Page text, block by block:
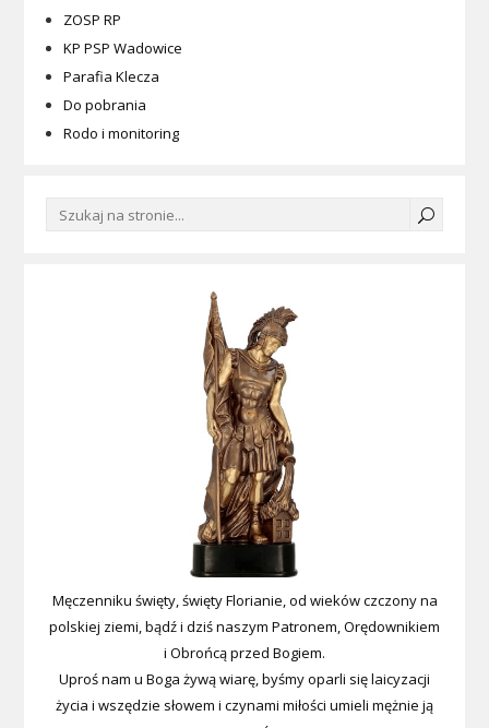
ZOSP RP
KP PSP Wadowice
Parafia Klecza
Do pobrania
Rodo i monitoring
Męczenniku święty, święty Florianie, od wieków czczony na
polskiej ziemi, bądź i dziś naszym Patronem, Orędownikiem
i Obrońcą przed Bogiem.
Uproś nam u Boga żywą wiarę, byśmy oparli się laicyzacji
życia i wszędzie słowem i czynami miłości umieli mężnie ją